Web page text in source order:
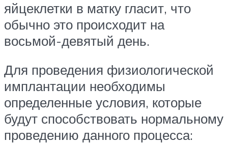
яйцеклетки в матку гласит, что
обычно это происходит на
восьмой-девятый день.
Для проведения физиологической
имплантации необходимы
определенные условия, которые
будут способствовать нормальному
проведению данного процесса: